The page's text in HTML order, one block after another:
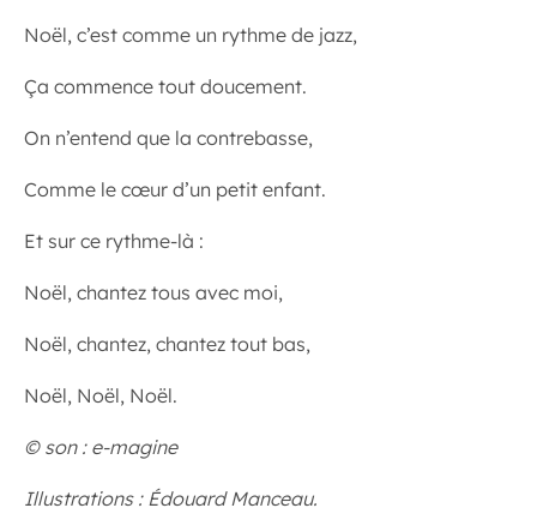
Noël, c’est comme un rythme de jazz,
Ça commence tout doucement.
On n’entend que la contrebasse,
Comme le cœur d’un petit enfant.
Et sur ce rythme-là :
Noël, chantez tous avec moi,
Noël, chantez, chantez tout bas,
Noël, Noël, Noël.
© son : e-magine
Illustrations : Édouard Manceau.